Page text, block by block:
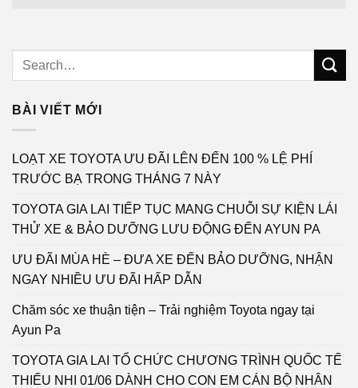
BÀI VIẾT MỚI
LOẠT XE TOYOTA ƯU ĐÃI LÊN ĐẾN 100 % LỆ PHÍ
TRƯỚC BẠ TRONG THÁNG 7 NÀY
TOYOTA GIA LAI TIẾP TỤC MANG CHUỖI SỰ KIỆN LÁI
THỬ XE & BẢO DƯỠNG LƯU ĐỘNG ĐẾN AYUN PA
ƯU ĐÃI MÙA HÈ – ĐƯA XE ĐẾN BẢO DƯỠNG, NHẬN
NGAY NHIỀU ƯU ĐÃI HẤP DẪN
Chăm sóc xe thuận tiện – Trải nghiệm Toyota ngay tại
Ayun Pa
TOYOTA GIA LAI TỔ CHỨC CHƯƠNG TRÌNH QUỐC TẾ
THIẾU NHI 01/06 DÀNH CHO CON EM CÁN BỘ NHÂN